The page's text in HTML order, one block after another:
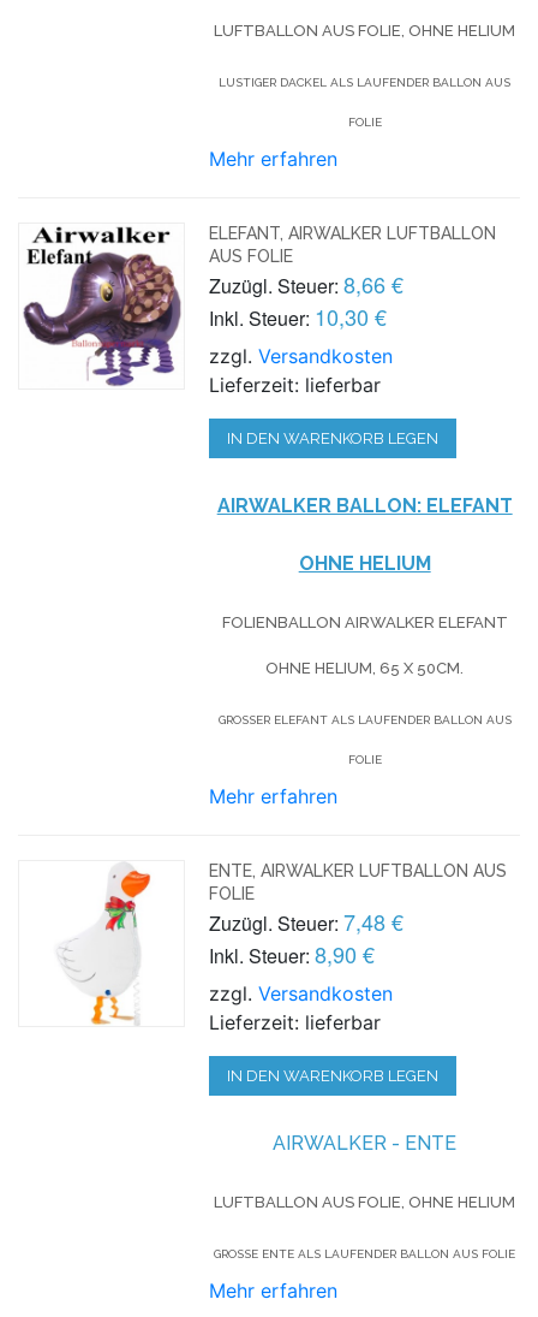
LUFTBALLON AUS FOLIE, OHNE HELIUM
LUSTIGER DACKEL ALS LAUFENDER BALLON AUS
FOLIE
Mehr erfahren
ELEFANT, AIRWALKER LUFTBALLON
AUS FOLIE
Zuzügl. Steuer: 8,66 €
Inkl. Steuer: 10,30 €
zzgl.Versandkosten
Lieferzeit: lieferbar
IN DEN WARENKORB LEGEN
AIRWALKER BALLON: ELEFANT
OHNE HELIUM
FOLIENBALLON AIRWALKER ELEFANT
OHNE HELIUM, 65 X 50CM.
GROSSER ELEFANT ALS LAUFENDER BALLON AUS F
OLIE
Mehr erfahren
ENTE, AIRWALKER LUFTBALLON AUS
FOLIE
Zuzügl. Steuer: 7,48 €
Inkl. Steuer: 8,90 €
zzgl.Versandkosten
Lieferzeit: lieferbar
IN DEN WARENKORB LEGEN
AIRWALKER - ENTE
LUFTBALLON AUS FOLIE, OHNE HELIUM
GROSSE ENTE ALS LAUFENDER BALLON AUS FOLIE
Mehr erfahren